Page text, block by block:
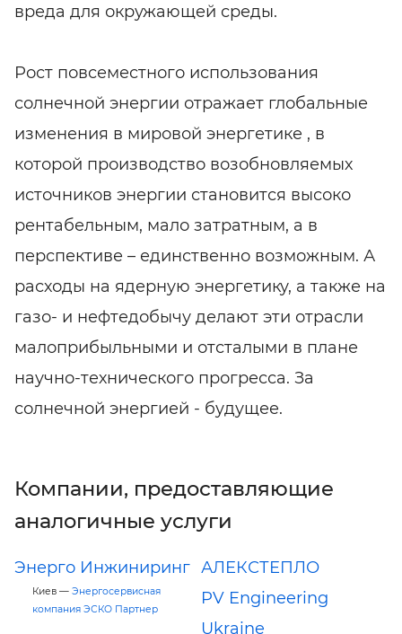
вреда для окружающей среды.
Рост повсеместного использования
солнечной энергии отражает глобальные
изменения в мировой энергетике , в
которой производство возобновляемых
источников энергии становится высоко
рентабельным, мало затратным, а в
перспективе – единственно возможным. А
расходы на ядерную энергетику, а также на
газо- и нефтедобычу делают эти отрасли
малоприбыльными и отсталыми в плане
научно-технического прогресса. За
солнечной энергией - будущее.
Компании, предоставляющие
аналогичные услуги
Энерго Инжиниринг
Киев — Энергосервисная
компания ЭСКО Партнер
АЛЕКСТЕПЛО
PV Engineering
Ukraine